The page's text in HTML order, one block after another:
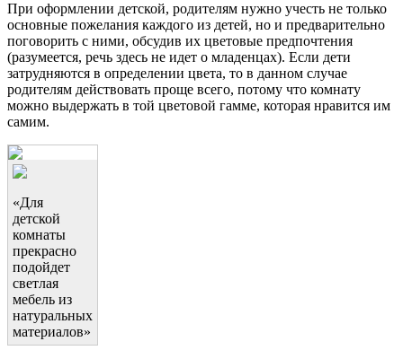
При оформлении детской, родителям нужно учесть не только
основные пожелания каждого из детей, но и предварительно
поговорить с ними, обсудив их цветовые предпочтения
(разумеется, речь здесь не идет о младенцах). Если дети
затрудняются в определении цвета, то в данном случае
родителям действовать проще всего, потому что комнату
можно выдержать в той цветовой гамме, которая нравится им
самим.
«Для
детской
комнаты
прекрасно
подойдет
светлая
мебель из
натуральных
материалов»